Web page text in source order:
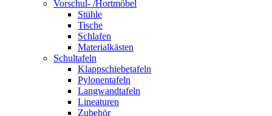
Vorschul- /Hortmöbel
Stühle
Tische
Schlafen
Materialkästen
Schultafeln
Klappschiebetafeln
Pylonentafeln
Langwandtafeln
Lineaturen
Zubehör